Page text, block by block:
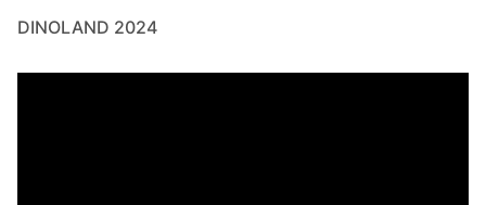
DINOLAND 2024